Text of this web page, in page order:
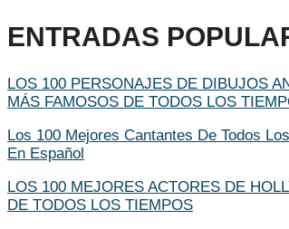
ENTRADAS
LOS 100 PERSONAJES DE DIBUJOS
MÁS FAMOSOS DE TODOS LOS
Los 100 Mejores Cantantes De Todos
En Español
LOS 100 MEJORES ACTORES DE
DE TODOS LOS TIEMPOS